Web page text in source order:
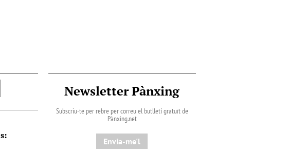
Newsletter Pànxing
Subscriu-te per rebre per correu el butlletí gratuït de
Pànxing.net​
Envia-me'l